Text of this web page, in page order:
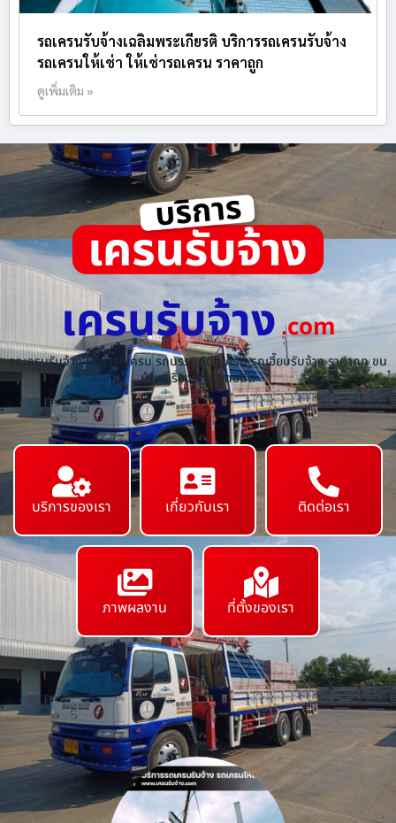
รถเครนรับจ้างเฉลิมพระเกียรติ บริการรถเครนรับจ้าง
รถเครนให้เช่า ให้เช่ารถเครน ราคาถูก
ดูเพิ่มเติม »
เครนรับจ้าง.com
รถเครนรับจ้าง ให้เช่ารถเครน รถบรรทุกติดเครน รถเฮี๊ยบรับจ้าง ราคาถูก ขน
ย้ายเครื่องจักร ทุกชนิด
บริการของเรา เกี่ยวกับเรา ติดต่อเรา
ภาพผลงาน ที่ตั้งของเรา